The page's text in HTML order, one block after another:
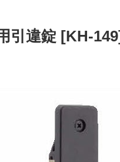
引違錠 [KH-